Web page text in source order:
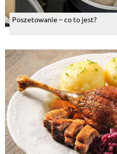
Poszetowanie – co to jest?